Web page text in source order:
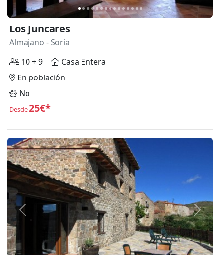
Los Juncares
Almajano - Soria
10 + 9
Casa Entera
En población
No
Desde25€*
Anterior